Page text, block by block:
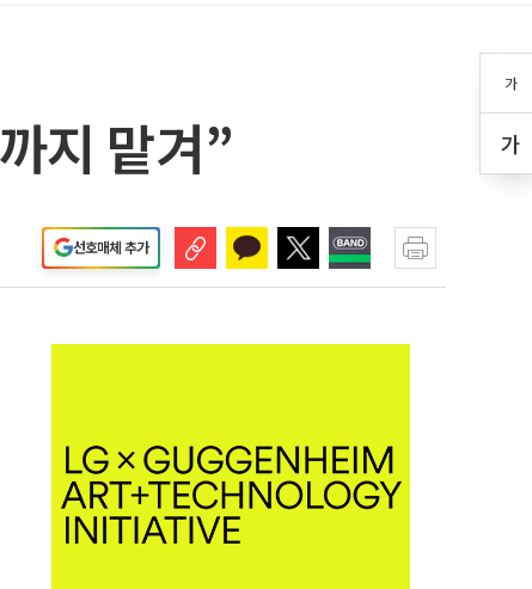
가
가
지 맡겨”
선호매체 추가